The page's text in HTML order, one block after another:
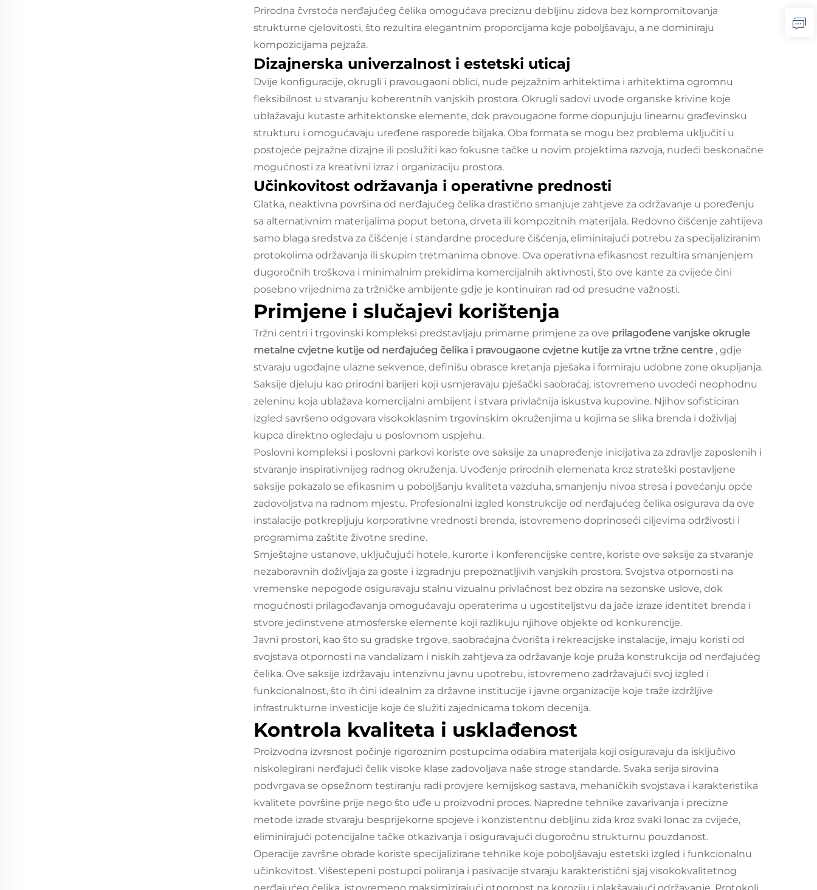
Prirodna čvrstoća nerđajućeg čelika omogućava preciznu debljinu zidova bez kompromitovanja
strukturne cjelovitosti, što rezultira elegantnim proporcijama koje poboljšavaju, a ne dominiraju
kompozicijama pejzaža.
Dizajnerska univerzalnost i estetski uticaj
Dvije konfiguracije, okrugli i pravougaoni oblici, nude pejzažnim arhitektima i arhitektima ogromnu
fleksibilnost u stvaranju koherentnih vanjskih prostora. Okrugli sadovi uvode organske krivine koje
ublažavaju kutaste arhitektonske elemente, dok pravougaone forme dopunjuju linearnu građevinsku
strukturu i omogućavaju uređene rasporede biljaka. Oba formata se mogu bez problema uključiti u
postojeće pejzažne dizajne ili poslužiti kao fokusne tačke u novim projektima razvoja, nudeći beskonačne
mogućnosti za kreativni izraz i organizaciju prostora.
Učinkovitost održavanja i operativne prednosti
Glatka, neaktivna površina od nerđajućeg čelika drastično smanjuje zahtjeve za održavanje u poređenju
sa alternativnim materijalima poput betona, drveta ili kompozitnih materijala. Redovno čišćenje zahtijeva
samo blaga sredstva za čišćenje i standardne procedure čišćenja, eliminirajući potrebu za specijaliziranim
protokolima održavanja ili skupim tretmanima obnove. Ova operativna efikasnost rezultira smanjenjem
dugoročnih troškova i minimalnim prekidima komercijalnih aktivnosti, što ove kante za cvijeće čini
posebno vrijednima za tržničke ambijente gdje je kontinuiran rad od presudne važnosti.
Primjene i slučajevi korištenja
Tržni centri i trgovinski kompleksi predstavljaju primarne primjene za ove prilagođene vanjske okrugle
metalne cvjetne kutije od nerđajućeg čelika i pravougaone cvjetne kutije za vrtne tržne centre , gdje
stvaraju ugođajne ulazne sekvence, definišu obrasce kretanja pješaka i formiraju udobne zone okupljanja.
Saksije djeluju kao prirodni barijeri koji usmjeravaju pješački saobraćaj, istovremeno uvodeći neophodnu
zeleninu koja ublažava komercijalni ambijent i stvara privlačnija iskustva kupovine. Njihov sofisticiran
izgled savršeno odgovara visokoklasnim trgovinskim okruženjima u kojima se slika brenda i doživljaj
kupca direktno ogledaju u poslovnom uspjehu.
Poslovni kompleksi i poslovni parkovi koriste ove saksije za unapređenje inicijativa za zdravlje zaposlenih i
stvaranje inspirativnijeg radnog okruženja. Uvođenje prirodnih elemenata kroz strateški postavljene
saksije pokazalo se efikasnim u poboljšanju kvaliteta vazduha, smanjenju nivoa stresa i povećanju opće
zadovoljstva na radnom mjestu. Profesionalni izgled konstrukcije od nerđajućeg čelika osigurava da ove
instalacije potkrepljuju korporativne vrednosti brenda, istovremeno doprinoseći ciljevima održivosti i
programima zaštite životne sredine.
Smještajne ustanove, uključujući hotele, kurorte i konferencijske centre, koriste ove saksije za stvaranje
nezaboravnih doživljaja za goste i izgradnju prepoznatljivih vanjskih prostora. Svojstva otpornosti na
vremenske nepogode osiguravaju stalnu vizualnu privlačnost bez obzira na sezonske uslove, dok
mogućnosti prilagođavanja omogućavaju operaterima u ugostiteljstvu da jače izraze identitet brenda i
stvore jedinstvene atmosferske elemente koji razlikuju njihove objekte od konkurencije.
Javni prostori, kao što su gradske trgove, saobraćajna čvorišta i rekreacijske instalacije, imaju koristi od
svojstava otpornosti na vandalizam i niskih zahtjeva za održavanje koje pruža konstrukcija od nerđajućeg
čelika. Ove saksije izdržavaju intenzivnu javnu upotrebu, istovremeno zadržavajući svoj izgled i
funkcionalnost, što ih čini idealnim za državne institucije i javne organizacije koje traže izdržljive
infrastrukturne investicije koje će služiti zajednicama tokom decenija.
Kontrola kvaliteta i usklađenost
Proizvodna izvrsnost počinje rigoroznim postupcima odabira materijala koji osiguravaju da isključivo
niskolegirani nerđajući čelik visoke klase zadovoljava naše stroge standarde. Svaka serija sirovina
podvrgava se opsežnom testiranju radi provjere kemijskog sastava, mehaničkih svojstava i karakteristika
kvalitete površine prije nego što uđe u proizvodni proces. Napredne tehnike zavarivanja i precizne
metode izrade stvaraju besprijekorne spojeve i konzistentnu debljinu zida kroz svaki lonac za cvijeće,
eliminirajući potencijalne tačke otkazivanja i osiguravajući dugoročnu strukturnu pouzdanost.
Operacije završne obrade koriste specijalizirane tehnike koje poboljšavaju estetski izgled i funkcionalnu
učinkovitost. Višestepeni postupci poliranja i pasivacije stvaraju karakteristični sjaj visokokvalitetnog
nerđajućeg čelika, istovremeno maksimizirajući otpornost na koroziju i olakšavajući održavanje. Protokoli